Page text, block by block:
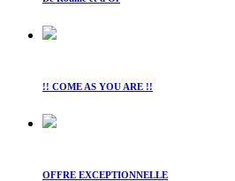
!! COME AS YOU ARE !!
OFFRE EXCEPTIONNELLE